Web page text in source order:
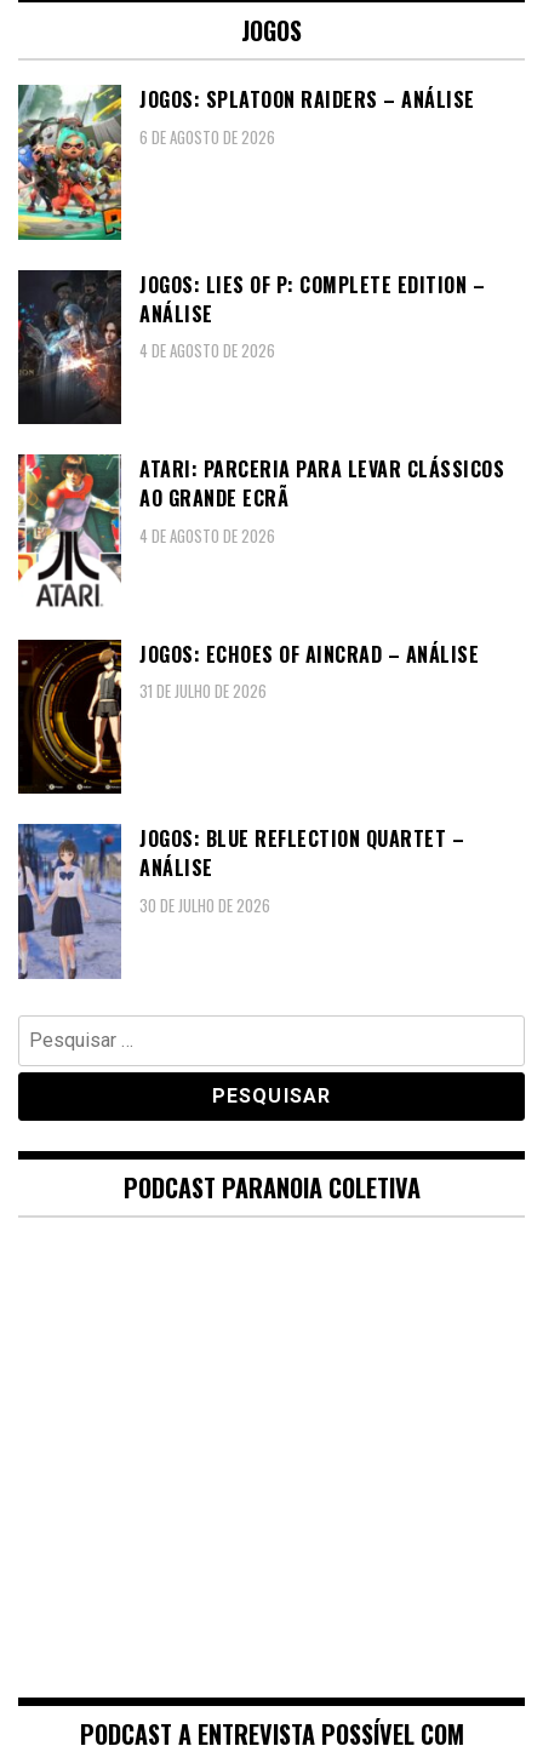
JOGOS
JOGOS: SPLATOON RAIDERS – ANÁLISE
6 DE AGOSTO DE 2026
JOGOS: LIES OF P: COMPLETE EDITION –
ANÁLISE
4 DE AGOSTO DE 2026
ATARI: PARCERIA PARA LEVAR CLÁSSICOS
AO GRANDE ECRÃ
4 DE AGOSTO DE 2026
JOGOS: ECHOES OF AINCRAD – ANÁLISE
31 DE JULHO DE 2026
JOGOS: BLUE REFLECTION QUARTET –
ANÁLISE
30 DE JULHO DE 2026
Pesquisar
por:
PODCAST PARANOIA COLETIVA
PODCAST A ENTREVISTA POSSÍVEL COM